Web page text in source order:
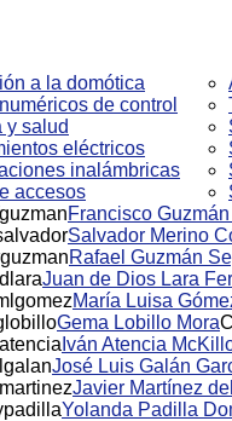
a la domótica
de control
y salud
eléctricos
inalámbricas
accesos
Francisco
Salvador Merino
Rafael Guzmán
Juan de Dios Lara
María Luisa
Gema Lobillo Mora
Iván Atencia
José Luis Galán
Javier Martínez
Yolanda Padilla